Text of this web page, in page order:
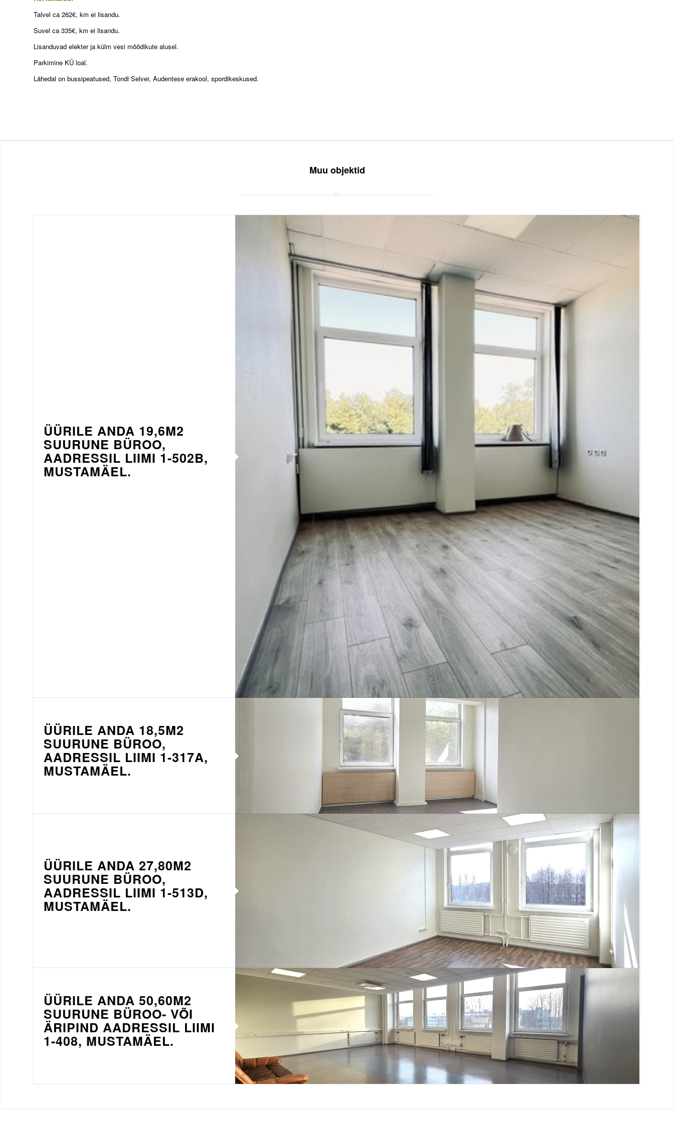
Talvel ca 262€, km ei lisandu.
Suvel ca 335€, km ei lisandu.
Lisanduvad elekter ja külm vesi mõõdikute alusel.
Parkimine KÜ loal.
Lähedal on bussipeatused, Tondi Selver, Audentese erakool, spordikeskused.
Muu objektid
ÜÜRILE ANDA 19,6M2
SUURUNE BÜROO,
AADRESSIL LIIMI 1-502B,
MUSTAMÄEL.
ÜÜRILE ANDA 18,5M2
SUURUNE BÜROO,
AADRESSIL LIIMI 1-317A,
MUSTAMÄEL.
ÜÜRILE ANDA 27,80M2
SUURUNE BÜROO,
AADRESSIL LIIMI 1-513D,
MUSTAMÄEL.
ÜÜRILE ANDA 50,60M2
SUURUNE BÜROO- VÕI
ÄRIPIND AADRESSIL LIIMI
1-408, MUSTAMÄEL.